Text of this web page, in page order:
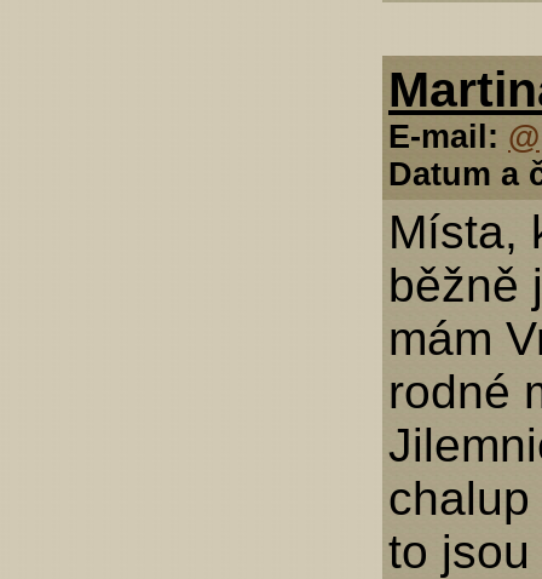
E-mail: @
Datum a
Místa,
běžně
mám
rodné
to